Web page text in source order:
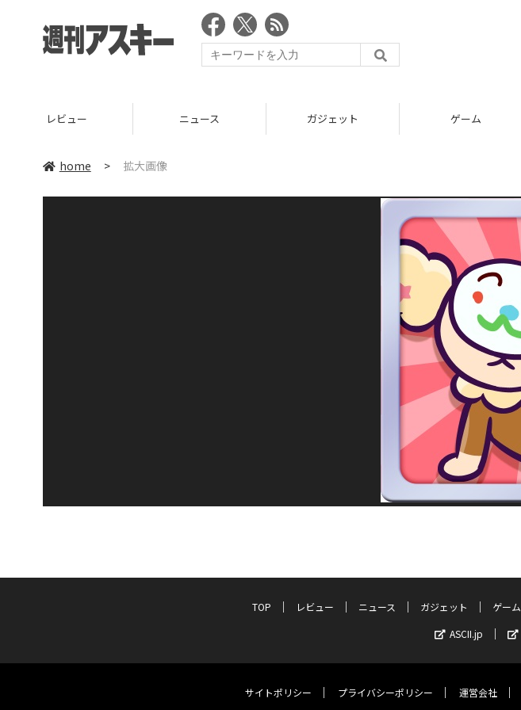
レビュー ニュース ガジェット ゲーム
home > 拡大画像
TOP レビュー ニュース ガジェット ゲーム
ASCII.jp
サイトポリシー プライバシーポリシー 運営会社